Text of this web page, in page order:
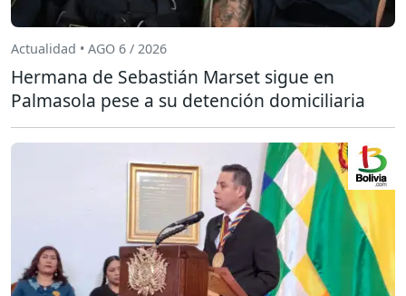
Actualidad • AGO 6 / 2026
Hermana de Sebastián Marset sigue en
Palmasola pese a su detención domiciliaria